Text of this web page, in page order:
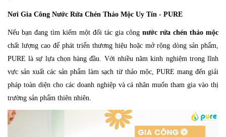
Nơi Gia Công Nước Rửa Chén Thảo Mộc Uy Tín - PURE
Nếu bạn đang tìm kiếm một đối tác gia công nước rửa chén thảo mộc
chất lượng cao để phát triển thương hiệu hoặc mở rộng dòng sản phẩm,
PURE là sự lựa chọn hàng đầu. Với nhiều năm kinh nghiệm trong lĩnh
vực sản xuất các sản phẩm làm sạch từ thảo mộc, PURE mang đến giải
pháp toàn diện cho các doanh nghiệp và cá nhân muốn tham gia vào thị
trường sản phẩm thiên nhiên.